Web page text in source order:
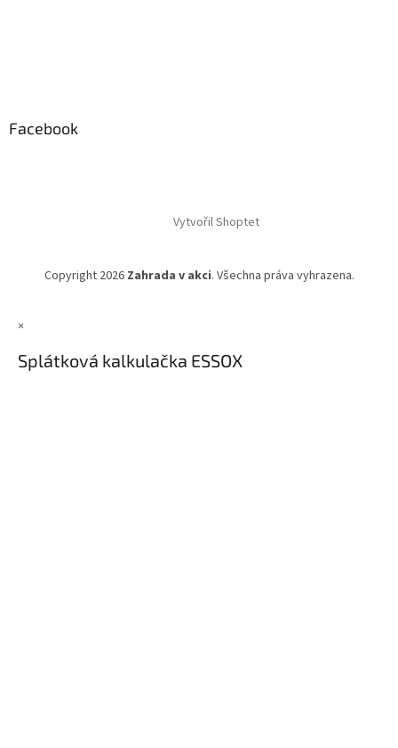
Facebook
Vytvořil Shoptet
Copyright 2026 Zahrada v akci. Všechna práva vyhrazena.
×
Splátková kalkulačka ESSOX